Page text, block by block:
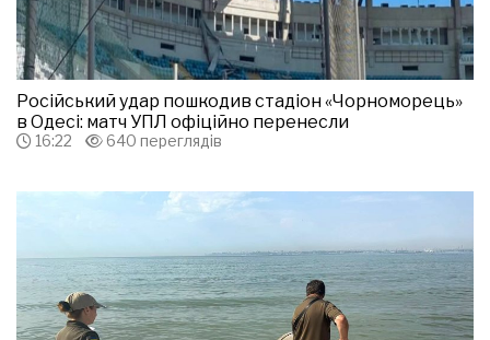
Російський удар пошкодив стадіон «Чорноморець»
в Одесі: матч УПЛ офіційно перенесли
16:22 640 переглядів